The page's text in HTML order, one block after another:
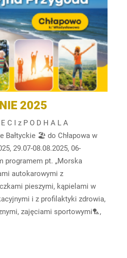
2025
C I z P O D H A L A
Bałtyckie 🏖️ do Chłapowa w
29.07-08.08.2025, 06-
programem pt. „Morska
autokarowymi z
pieszymi, kąpielami w
i z profilaktyki zdrowia,
zajęciami sportowymi🏸,